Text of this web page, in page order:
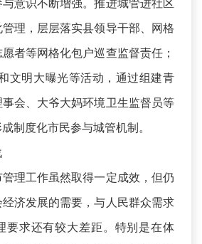
与意识不断增强。推进城管进社区
理，层层落实县领导干部、网格
者等网格化包户巡查监督责任；
文明大曝光等活动，通过组建青
会、大爷大妈环境卫生监督员等
制度化市民参与城管机制。
理工作虽然取得一定成效，但仍
济发展的需要，与人民群众需求
要求还有较大差距。特别是在体